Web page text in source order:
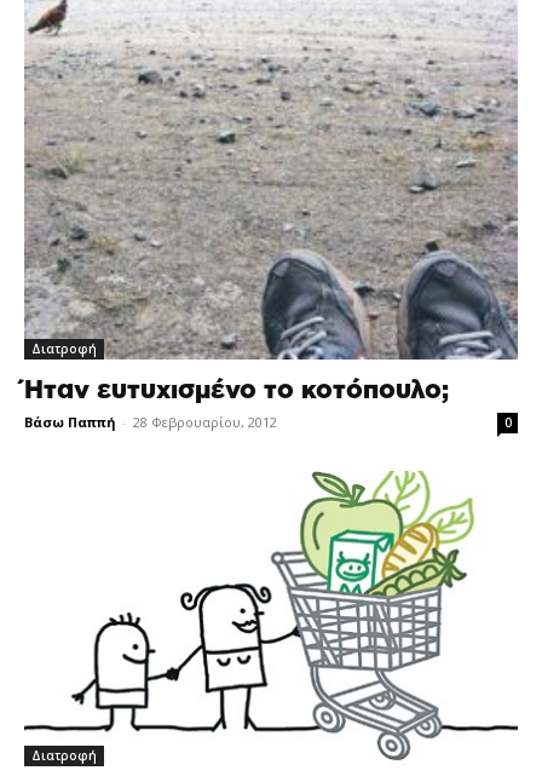
Διατροφή
Ήταν ευτυχισμένο το κοτόπουλο;
Βάσω Παππή - 28 Φεβρουαρίου, 2012 0
Διατροφή